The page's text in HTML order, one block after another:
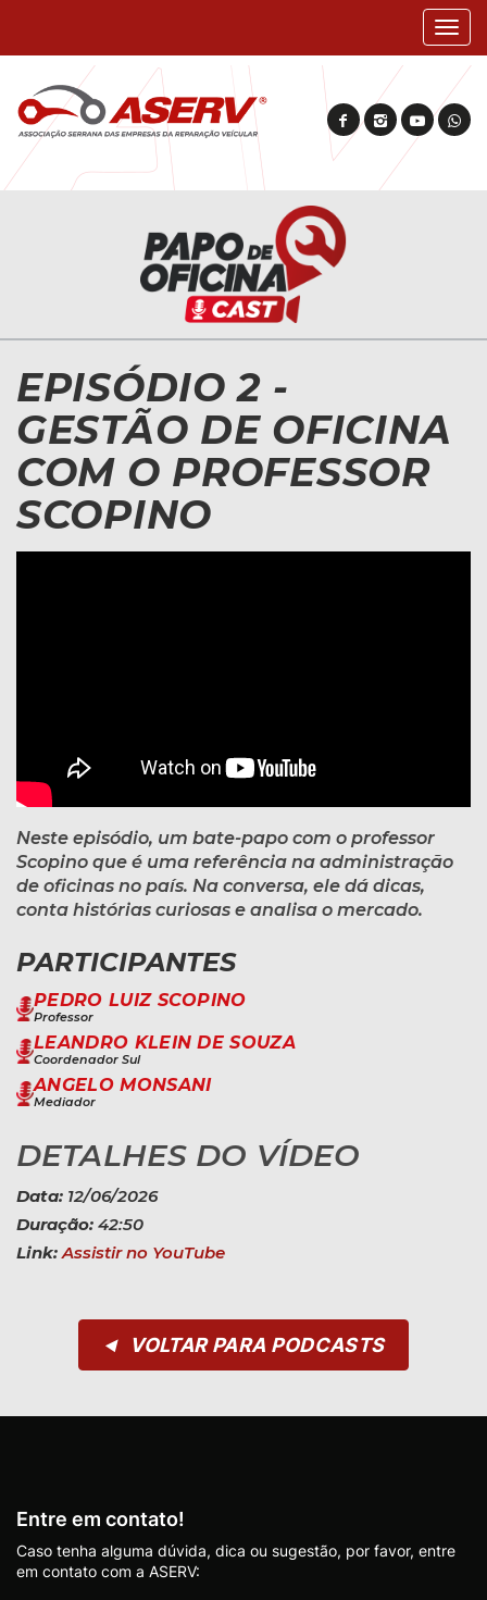
EPISÓDIO 2 -
GESTÃO DE OFICINA
COM O PROFESSOR
SCOPINO
Neste episódio, um bate-papo com o professor
Scopino que é uma referência na administração
de oficinas no país. Na conversa, ele dá dicas,
conta histórias curiosas e analisa o mercado.
PARTICIPANTES
PEDRO LUIZ SCOPINO
Professor
LEANDRO KLEIN DE SOUZA
Coordenador Sul
ANGELO MONSANI
Mediador
DETALHES DO VÍDEO
Data: 12/06/2026
Duração: 42:50
Link: Assistir no YouTube
◀ VOLTAR PARA PODCASTS
Entre em contato!
Caso tenha alguma dúvida, dica ou sugestão, por favor, entre
em contato com a ASERV: